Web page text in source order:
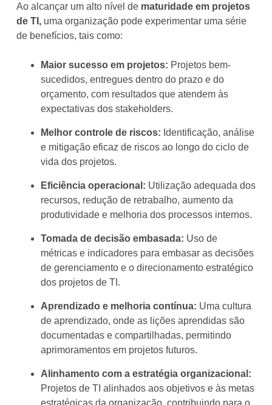
Ao alcançar um alto nível de maturidade em projetos
de TI, uma organização pode experimentar uma série
de benefícios, tais como:
Maior sucesso em projetos: Projetos bem-
sucedidos, entregues dentro do prazo e do
orçamento, com resultados que atendem às
expectativas dos stakeholders.
Melhor controle de riscos: Identificação, análise
e mitigação eficaz de riscos ao longo do ciclo de
vida dos projetos.
Eficiência operacional: Utilização adequada dos
recursos, redução de retrabalho, aumento da
produtividade e melhoria dos processos internos.
Tomada de decisão embasada: Uso de
métricas e indicadores para embasar as decisões
de gerenciamento e o direcionamento estratégico
dos projetos de TI.
Aprendizado e melhoria contínua: Uma cultura
de aprendizado, onde as lições aprendidas são
documentadas e compartilhadas, permitindo
aprimoramentos em projetos futuros.
Alinhamento com a estratégia organizacional:
Projetos de TI alinhados aos objetivos e às metas
estratégicas da organização, contribuindo para o